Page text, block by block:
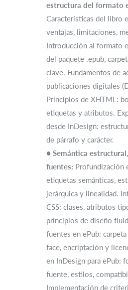
estructura del formato
Características del libro
ventajas, limitaciones,
Introducción al formato
del paquete .epub,
clave. Fundamentos de
publicaciones digitales
Principios de XHTML:
etiquetas y atributos.
desde InDesign:
de párrafo y carácter.
● Semántica
fuentes: Profundización
etiquetas semánticas,
jerárquica y linealidad.
CSS: clases, atributos
principios de diseño
fuentes en ePub:
face, encriptación y
en InDesign para ePub:
fuente, estilos,
Implementación de